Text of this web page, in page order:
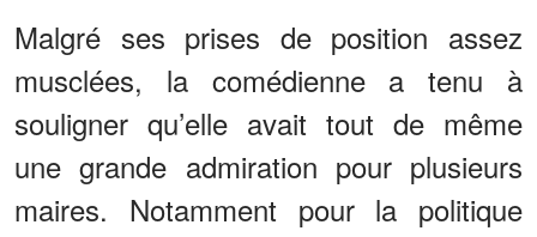
Malgré ses prises de position assez
musclées, la comédienne a tenu à
souligner qu’elle avait tout de même
une grande admiration pour plusieurs
maires. Notamment pour la politique